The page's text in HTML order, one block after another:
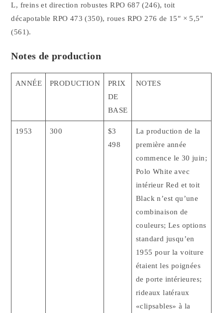
L, freins et direction robustes RPO 687 (246), toit
décapotable RPO 473 (350), roues RPO 276 de 15″ × 5,5″
(561).
Notes de production
ANNÉE PRODUCTION
PRIX
DE
BASE
NOTES
1953 300
$3
498
La production de la
première année
commence le 30 juin;
Polo White avec
intérieur Red et toit
Black n’est qu’une
combinaison de
couleurs; Les options
standard jusqu’en
1955 pour la voiture
étaient les poignées
de porte intérieures;
rideaux latéraux
«clipsables» à la